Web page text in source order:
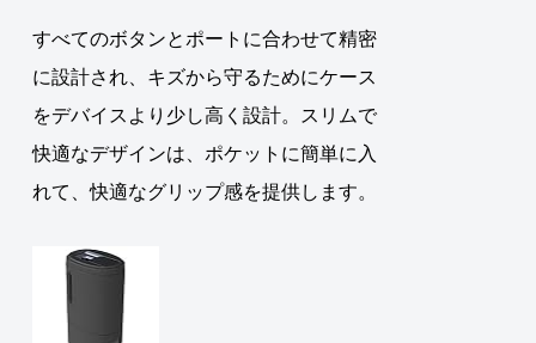
すべてのボタンとポートに合わせて精密
に設計され、キズから守るためにケース
をデバイスより少し高く設計。スリムで
快適なデザインは、ポケットに簡単に入
れて、快適なグリップ感を提供します。